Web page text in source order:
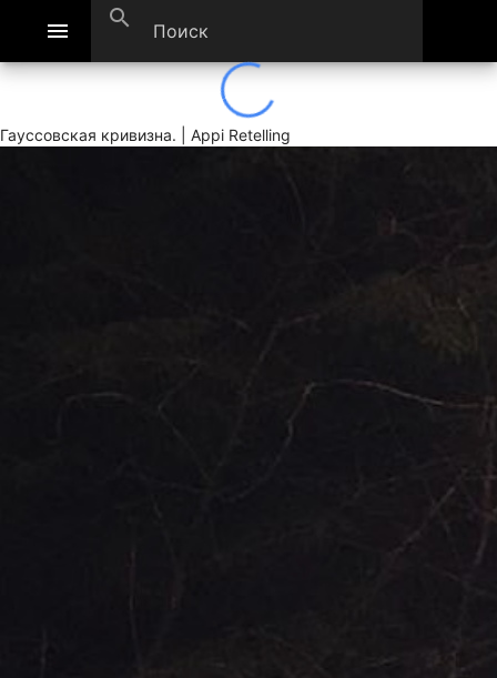
menu search
Гауссовская кривизна. | Appi Retelling